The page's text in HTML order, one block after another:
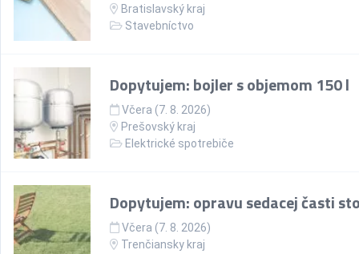
Bratislavský kraj
Stavebníctvo
Dopytujem: bojler s objemom 150 l
Včera (7. 8. 2026)
Prešovský kraj
Elektrické spotrebiče
Dopytujem: opravu sedacej časti
Včera (7. 8. 2026)
Trenčiansky kraj